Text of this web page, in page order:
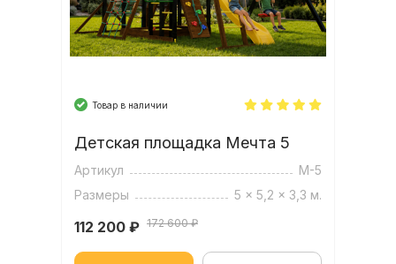
(Серия 1)
Товар в наличии
Детская площадка Мечта 5
Артикул
М-5
Размеры
5 x 5,2 x 3,3 м.
112 200 ₽ 172 600 ₽